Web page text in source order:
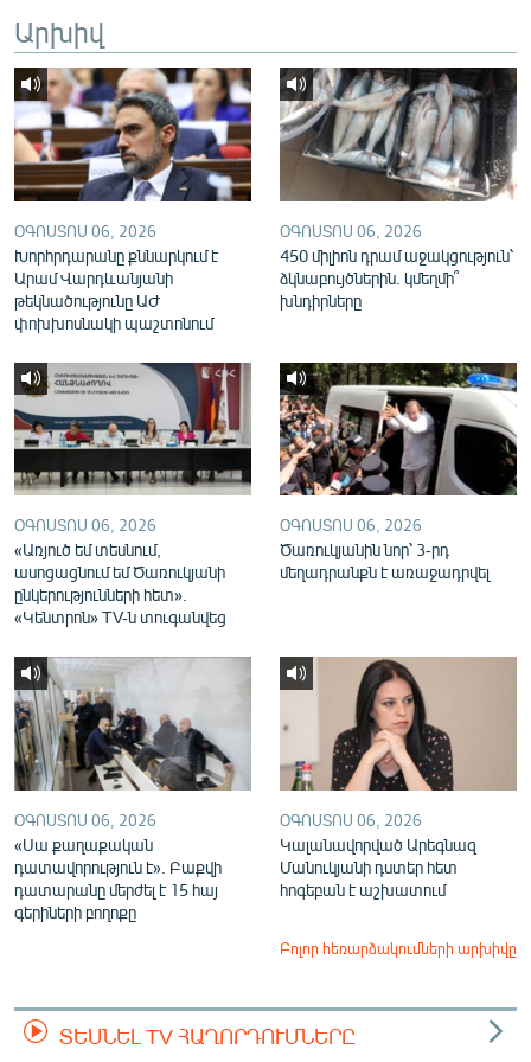
English
Русский
ՀԵՏԵՎԵՔ ՄԵԶ
«Ազատության» բոլոր կայքերը
Արխիվ
ՕԳՈՍՏՈՍ 06, 2026
Խորհրդարանը քննարկում է
Արամ Վարդևանյանի
թեկնածությունը ԱԺ
փոխխոսնակի պաշտոնում
ՕԳՈՍՏՈՍ 06, 2026
450 միլիոն դրամ աջակցություն՝
ձկնաբույծներին. կմեղմի՞
խնդիրները
ՕԳՈՍՏՈՍ 06, 2026
«Առյուծ եմ տեսնում,
ասոցացնում եմ Ծառուկյանի
ընկերությունների հետ».
«Կենտրոն» TV-ն տուգանվեց
ՕԳՈՍՏՈՍ 06, 2026
Ծառուկյանին նոր՝ 3-րդ
մեղադրանքն է առաջադրվել
ՕԳՈՍՏՈՍ 06, 2026
«Սա քաղաքական
դատավորություն է». Բաքվի
դատարանը մերժել է 15 հայ
գերիների բողոքը
ՕԳՈՍՏՈՍ 06, 2026
Կալանավորված Արեգնազ
Մանուկյանի դստեր հետ
հոգեբան է աշխատում
Բոլոր հեռարձակումների արխիվը
ՏԵՍՆԵԼ TV ՀԱՂՈՐԴՈՒՄՆԵՐԸ